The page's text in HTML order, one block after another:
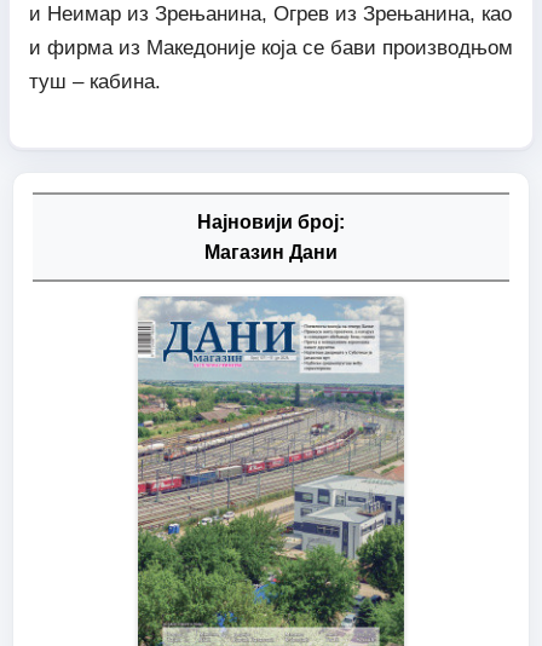
и Неимар из Зрењанина, Огрев из Зрењанина, као
и фирма из Македоније која се бави производњом
туш – кабина.
Најновији број:
Магазин Дани